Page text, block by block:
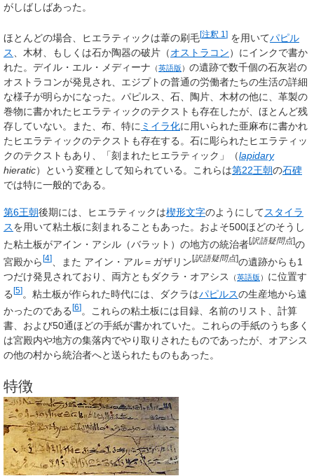
がしばしばあった。
ほとんどの場合、ヒエラティックは葦の刷毛[注釈 1 ] を用いてパピル
ス
、木材、もしくは石か陶器の破片（オストラコン）にインクで書か
れた。 デイル・エル・メディーナ （英語版 ） の遺跡で数千個の石灰岩の
オストラコンが発見され、エジプトの普通の労働者たちの生活の詳細
な様子が明らかになった。パピルス、石、陶片、木材の他に、革製の
巻物に書かれたヒエラティックのテクストも存在したが、ほとんど残
存していない。また、布、特に ミイラ化に用いられた亜麻布に書かれ
たヒエラティックのテクストも存在する。石に彫られたヒエラティッ
クのテクストもあり、「刻まれたヒエラティック」（lapidary
hieratic）という変種として知られている。これらは第22王朝の石碑
では特に一般的である。
第6王朝後期には、ヒエラティックは楔形文字のようにしてスタイラ
スを用いて粘土板に刻まれることもあった。およそ500ほどのそうし
た粘土板がアイン・アシル（バラット）の地方の統治者[訳語疑問点]の
宮殿から[4] 、また アイン・アル＝ガザリン[訳語疑問点]の遺跡からも1
つだけ発見されており、両方とも ダクラ・オアシス （英語版 ） に位置す
る[5] 。粘土板が作られた時代には、ダクラはパピルスの生産地から遠
かったのである [6] 。これらの粘土板には目録、名前のリスト、計算
書、および50通ほどの手紙が書かれていた。これらの手紙のうち多く
は宮殿内や地方の集落内でやり取りされたものであったが、オアシス
の他の村から統治者へと送られたものもあった。
特徴